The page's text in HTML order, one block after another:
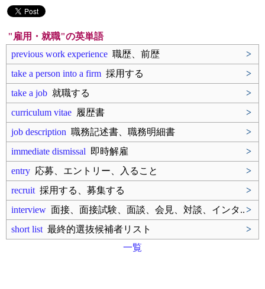
"雇用・就職"の英単語
previous work experience 職歴、前歴
>
take a person into a firm 採用する
>
take a job 就職する
>
curriculum vitae 履歴書
>
job description 職務記述書、職務明細書
>
immediate dismissal 即時解雇
>
entry 応募、エントリー、入ること
>
recruit 採用する、募集する
>
interview 面接、面接試験、面談、会見、対談、インタ..>
short list 最終的選抜候補者リスト
>
一覧